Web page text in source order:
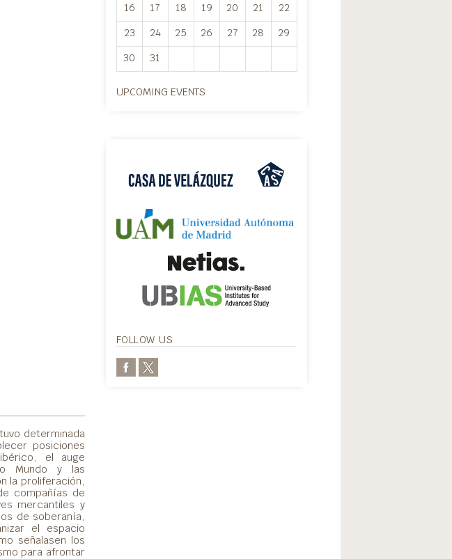
determinada
posiciones
el auge
Mundo y las
la proliferación,
compañías de
mercantiles y
de soberanía,
el espacio
señalasen los
para afrontar
16
17 18 19 20 21
22
23
24 25 26 27 28
29
30
31
UPCOMING EVENTS
FOLLOW US